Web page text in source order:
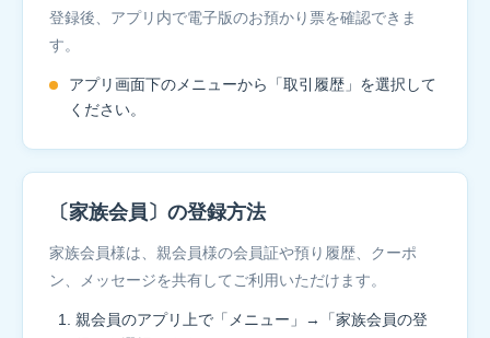
登録後、アプリ内で電子版のお預かり票を確認できま
す。
アプリ画面下のメニューから「取引履歴」を選択して
ください。
〔家族会員〕の登録方法
家族会員様は、親会員様の会員証や預り履歴、クーポ
ン、メッセージを共有してご利用いただけます。
親会員のアプリ上で「メニュー」→「家族会員の登